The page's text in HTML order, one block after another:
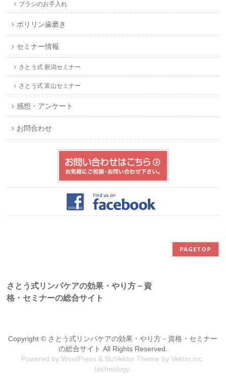
ブラシのお手入れ
ポリリン歯磨き
セミナー情報
さとう式 新潟セミナー
さとう式 富山セミナー
感想・アンケート
お問合わせ
PAGETOP
さとう式リンパケアの効果・やり方－資
格・セミナーの総合サイト
Copyright © さとう式リンパケアの効果・やり方－資格・セミナー
の総合サイト All Rights Reserved.
Powered byWordPress & BizVektor Theme byVektor,Inc.
technology.